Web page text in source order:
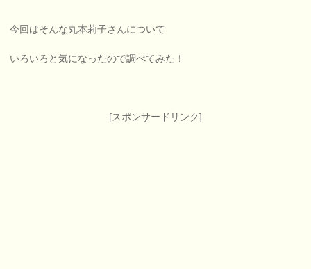
今回はそんな丸本莉子さんについて
いろいろと気になったので調べてみた！
[スポンサードリンク]